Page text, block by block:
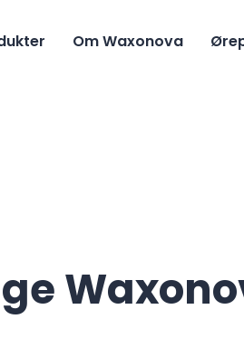
Om Waxonova